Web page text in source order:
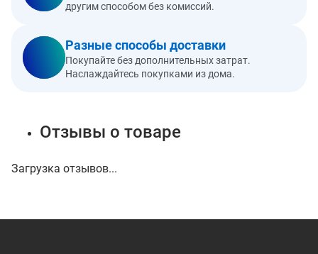
другим способом без комиссий.
Разные способы доставки
Покупайте без дополнительных затрат.
Наслаждайтесь покупками из дома.
Отзывы о товаре
Загрузка отзывов...